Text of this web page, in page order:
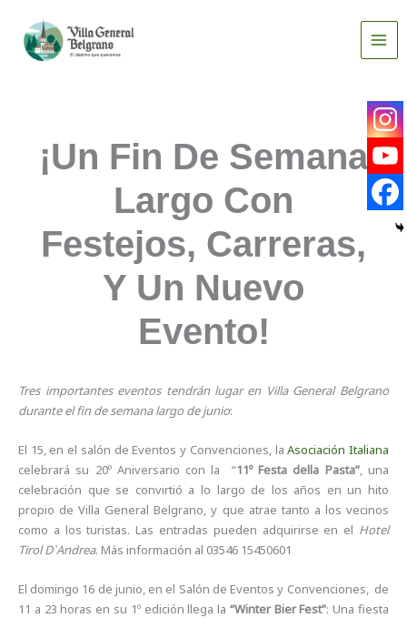
contenido
¡Un Fin De Semana
Largo Con
Festejos, Carreras,
Y Un Nuevo
Evento!
Tres importantes eventos tendrán lugar en Villa General Belgrano
durante el fin de semana largo de junio:
El 15, en el salón de Eventos y Convenciones, laAsociación Italiana
celebrará su 20º Aniversario con la “11º Festa della Pasta”, una
celebración que se convirtió a lo largo de los años en un hito
propio de Villa General Belgrano, y que atrae tanto a los vecinos
como a los turistas. Las entradas pueden adquirirse en el Hotel
Tirol D`Andrea. Más información al 03546 15450601
El domingo 16 de junio, en el Salón de Eventos y Convenciones, de
11 a 23 horas en su 1º edición llega la “Winter Bier Fest”: Una fiesta